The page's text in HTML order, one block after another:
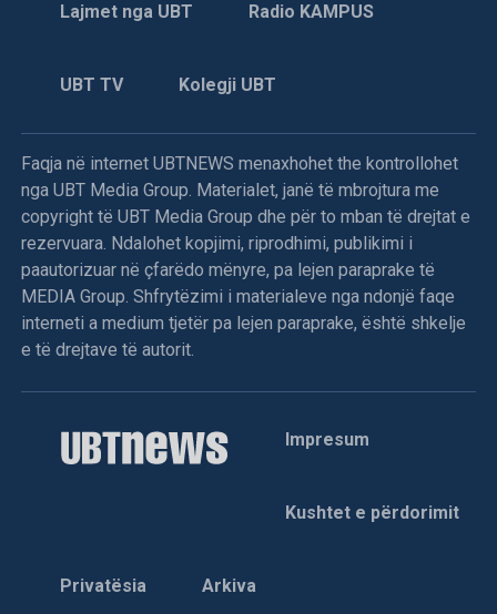
Lajmet nga UBT Radio KAMPUS
UBT TV Kolegji UBT
Faqja në internet UBTNEWS menaxhohet the kontrollohet
nga UBT Media Group. Materialet, janë të mbrojtura me
copyright të UBT Media Group dhe për to mban të drejtat e
rezervuara. Ndalohet kopjimi, riprodhimi, publikimi i
paautorizuar në çfarëdo mënyre, pa lejen paraprake të
MEDIA Group. Shfrytëzimi i materialeve nga ndonjë faqe
interneti a medium tjetër pa lejen paraprake, është shkelje
e të drejtave të autorit.
Impresum
Kushtet e përdorimit
Privatësia Arkiva